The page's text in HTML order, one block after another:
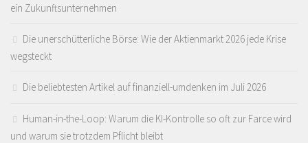
ein Zukunftsunternehmen
Die unerschütterliche Börse: Wie der Aktienmarkt 2026 jede Krise
wegsteckt
Die beliebtesten Artikel auf finanziell-umdenken im Juli 2026
Human-in-the-Loop: Warum die KI-Kontrolle so oft zur Farce wird
und warum sie trotzdem Pflicht bleibt